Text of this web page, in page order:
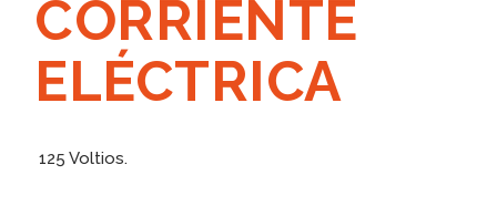
CORRIENTE
ELÉCTRICA
125 Voltios.